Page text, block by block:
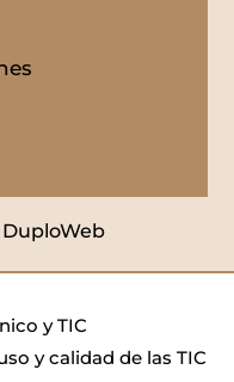
y TIC
y calidad de las TIC